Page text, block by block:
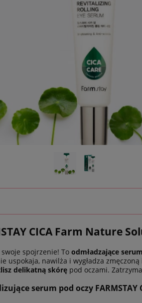
CICA Farm Nature
spojrzenie! To odmładzające
uspokaja, nawilża i wygładza
delikatną skórę pod oczami.
serum pod oczy FARMSTAY